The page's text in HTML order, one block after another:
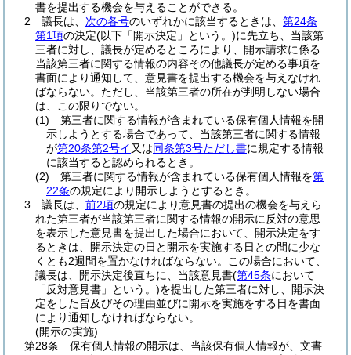
書を提出する機会を与えることができる。
2
議長は、 次の各号のいずれかに該当するときは、 第24条
第1項の決定(以下「開示決定」という。)に先立ち、当該第
三者に対し、議長が定めるところにより、開示請求に係る
当該第三者に関する情報の内容その他議長が定める事項を
書面により通知して、意見書を提出する機会を与えなけれ
ばならない。 ただし、当該第三者の所在が判明しない場合
は、この限りでない。
(1)
第三者に関する情報が含まれている保有個人情報を開
示しようとする場合であって、当該第三者に関する情報
が第20条第2号イ 又は同条第3号ただし書に規定する情報
に該当すると認められるとき。
(2)
第三者に関する情報が含まれている保有個人情報を第
22条の規定により開示しようとするとき。
3
議長は、 前2項の規定により意見書の提出の機会を与えら
れた第三者が当該第三者に関する情報の開示に反対の意思
を表示した意見書を提出した場合において、開示決定をす
るときは、開示決定の日と開示を実施する日との間に少な
くとも2週間を置かなければならない。
この場合において、
議長は、開示決定後直ちに、当該意見書(第45条において
「反対意見書」という。)を提出した第三者に対し、開示決
定をした旨及びその理由並びに開示を実施をする日を書面
により通知しなければならない。
(開示の実施)
第28条
保有個人情報の開示は、当該保有個人情報が、文書